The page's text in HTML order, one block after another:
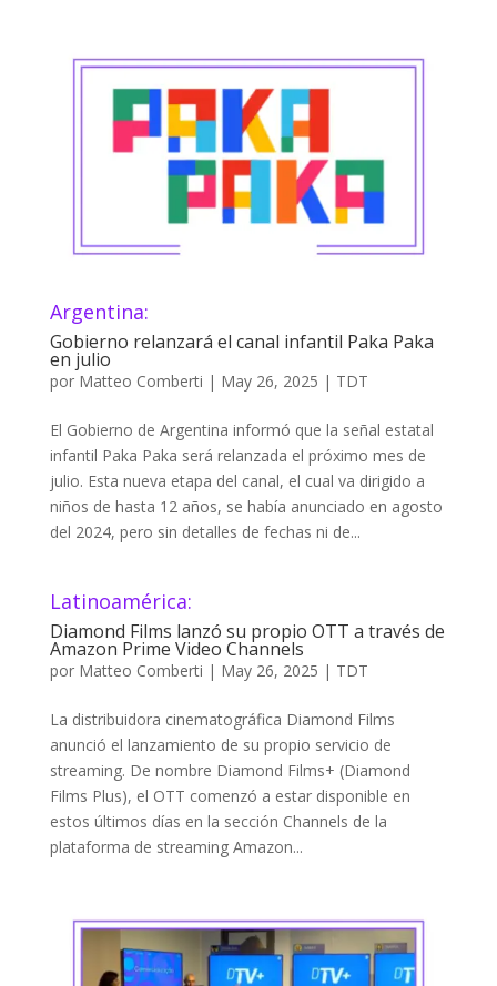
Argentina:
Gobierno relanzará el canal infantil Paka Paka
en julio
por Matteo Comberti | May 26, 2025 | TDT
El Gobierno de Argentina informó que la señal estatal
infantil Paka Paka será relanzada el próximo mes de
julio. Esta nueva etapa del canal, el cual va dirigido a
niños de hasta 12 años, se había anunciado en agosto
del 2024, pero sin detalles de fechas ni de...
Latinoamérica:
Diamond Films lanzó su propio OTT a través de
Amazon Prime Video Channels
por Matteo Comberti | May 26, 2025 | TDT
La distribuidora cinematográfica Diamond Films
anunció el lanzamiento de su propio servicio de
streaming. De nombre Diamond Films+ (Diamond
Films Plus), el OTT comenzó a estar disponible en
estos últimos días en la sección Channels de la
plataforma de streaming Amazon...